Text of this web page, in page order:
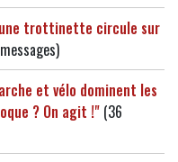
trottinette circule sur
et vélo dominent les
? On agit !" (36